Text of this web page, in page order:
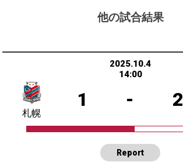
他の試合結果
2025.10.4
14:00
1 - 2
札幌
Report